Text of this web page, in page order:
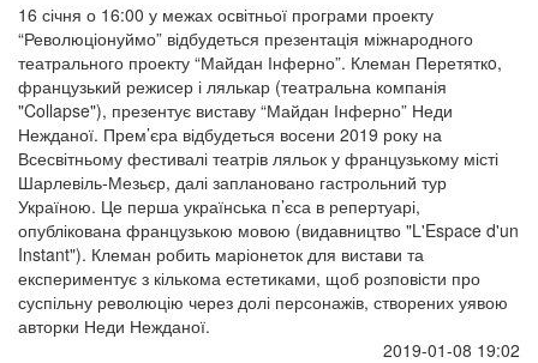
16 січня о 16:00 у межах освітньої програми проекту
“Революціонуймо” відбудеться презентація міжнародного
театрального проекту “Майдан Інферно”. Клеман Перетяткo,
французький режисер і лялькар (театральна компанія
"Collapse"), презентує виставу “Майдан Інферно” Неди
Нежданої. Прем’єра відбудеться восени 2019 року на
Всесвітньому фестивалі театрів ляльок у французькому місті
Шарлевіль-Мезьєр, далі заплановано гастрольний тур
Україною. Це перша українська п’єса в репертуарі,
опублікована французькою мовою (видавництво "L'Espace d'un
Instant"). Клеман робить маріонеток для вистави та
експериментує з кількома естетиками, щоб розповісти про
суспільну революцію через долі персонажів, створених уявою
авторки Неди Нежданої.
2019-01-08 19:02